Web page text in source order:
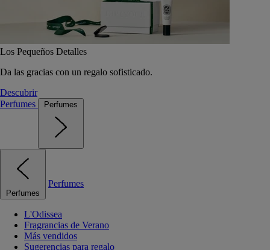
Los Pequeños Detalles
Da las gracias con un regalo sofisticado.
Descubrir
Perfumes
Perfumes
Perfumes
Perfumes
L'Odissea
Fragrancias de Verano
Más vendidos
Sugerencias para regalo